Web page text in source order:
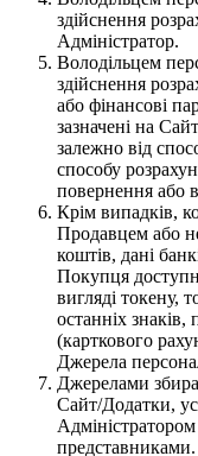
здійснення
Адміністратор.
Володільцем
здійснення
або фінансові
зазначені на
залежно від
способу
повернення або
Крім випадків,
Продавцем або
коштів, дані
Покупця
вигляді токену,
останніх знаків,
(карткового
Джерела
Джерелами
Сайт/Додатки,